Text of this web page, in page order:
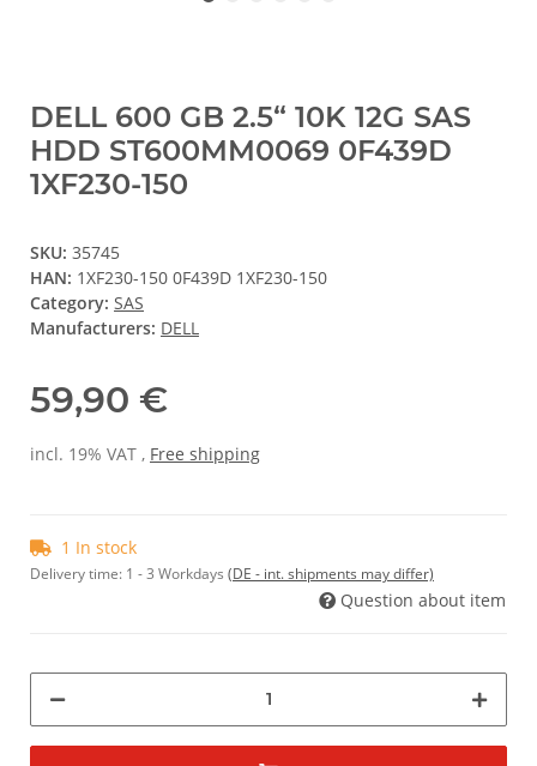
DELL 600 GB 2.5“ 10K 12G SAS
HDD ST600MM0069 0F439D
1XF230-150
SKU: 35745
HAN: 1XF230-150 0F439D 1XF230-150
Category: SAS
Manufacturers: DELL
59,90 €
incl. 19% VAT , Free shipping
1 In stock
Delivery time: 1 - 3 Workdays (DE - int. shipments may differ)
Question about item